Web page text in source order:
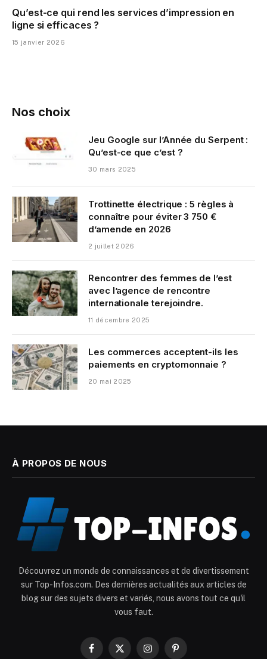
Qu’est-ce qui rend les services d’impression en
ligne si efficaces ?
15 janvier 2026
Nos choix
Jeu Google sur l’Année du Serpent :
Qu’est-ce que c’est ?
30 mars 2025
Trottinette électrique : 5 règles à
connaître pour éviter 3 750 €
d’amende en 2026
2 juillet 2026
Rencontrer des femmes de l’est
avec l’agence de rencontre
internationale terejoindre.
11 décembre 2025
Les commerces acceptent-ils les
paiements en cryptomonnaie ?
20 mai 2025
À PROPOS DE NOUS
Découvrez un monde de connaissances et de divertissement
sur Top-Infos.com. Des dernières actualités aux articles de
blog sur des sujets divers et variés, nous avons tout ce qu'il
vous faut.
Facebook
X
InstagramPinterest